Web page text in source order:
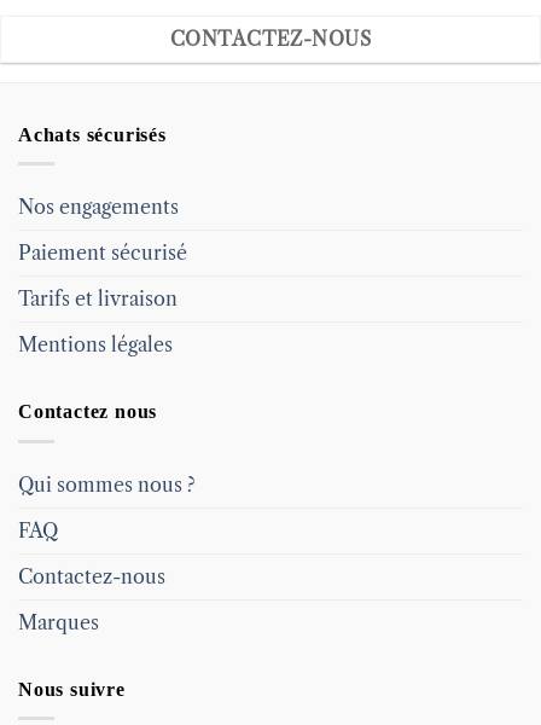
CONTACTEZ-NOUS
Achats sécurisés
Nos engagements
Paiement sécurisé
Tarifs et livraison
Mentions légales
Contactez nous
Qui sommes nous ?
FAQ
Contactez-nous
Marques
Nous suivre